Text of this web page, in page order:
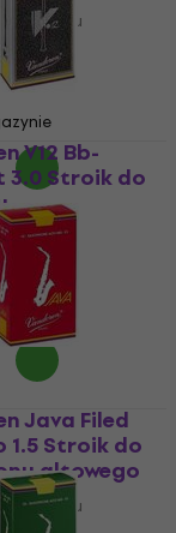
V12 Bb-
3.0 Stroik do
Java Filed
1.5 Stroik do
altowego